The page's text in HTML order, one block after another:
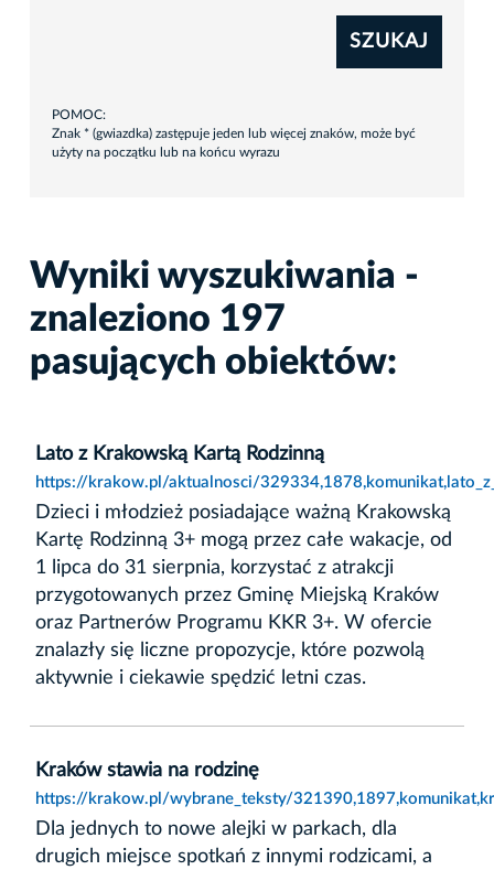
SZUKAJ
POMOC:
Znak * (gwiazdka) zastępuje jeden lub więcej znaków, może być
użyty na początku lub na końcu wyrazu
Wyniki wyszukiwania -
znaleziono 197
pasujących obiektów:
Lato z Krakowską Kartą Rodzinną
https://krakow.pl/aktualnosci/
Dzieci i młodzież posiadające ważną Krakowską
Kartę Rodzinną 3+ mogą przez całe wakacje, od
1 lipca do 31 sierpnia, korzystać z atrakcji
przygotowanych przez Gminę Miejską Kraków
oraz Partnerów Programu KKR 3+. W ofercie
znalazły się liczne propozycje, które pozwolą
aktywnie i ciekawie spędzić letni czas.
Kraków stawia na rodzinę
https://krakow.pl/wybrane_teksty/
Dla jednych to nowe alejki w parkach, dla
drugich miejsce spotkań z innymi rodzicami, a